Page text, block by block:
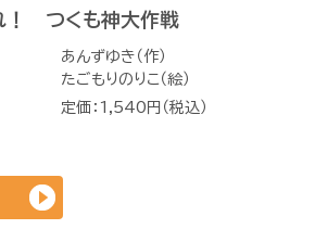
！ つくも神大作戦
あんずゆき（作）
たごもりのりこ（絵）
定価：1,540円（税込）